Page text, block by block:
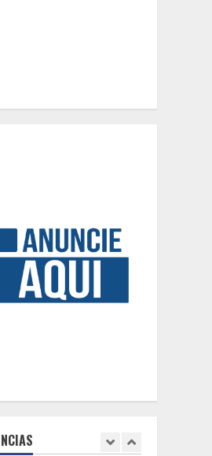
de Minas e Fundação
Museu Mariano Procópio
celebram um ano da coluna
Pedro II – 200 anos”
a construção civil no